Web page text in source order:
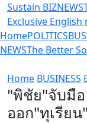
Sustain BIZNEWS
Exclusive English
HomePOLITICS
NEWSThe Better
Home BUSINESS
"พิชัย"จับมื
ออก"ทุเรีย